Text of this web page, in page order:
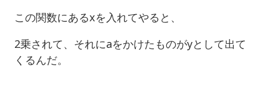
この関数にあるxを入れてやると、
2乗されて、それにaをかけたものがyとして出て
くるんだ。